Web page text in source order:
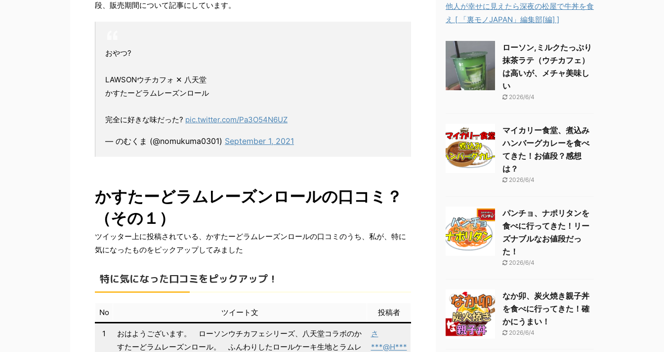
段、販売期間について記事にしています。
おやつ?
LAWSONウチカフォ ✕ 八天堂
かすたーどラムレーズンロール
完全に好きな味だった? pic.twitter.com/Pa3O54N6UZ
— のむくま (@nomukuma0301) September 1, 2021
かすたーどラムレーズンロールの口コミ？
（その１）
ツイッター上に投稿されている、かすたーどラムレーズンロールの口コミのうち、私が、特に
気になったものをピックアップしてみました
特に気になった口コミをピックアップ！
No ツイート文 投稿者
1
おはようございます。 ローソンウチカフェシリーズ、八天堂コラボのか
すたーどラムレーズンロール。 ふんわりしたロールケーキ生地とラムレ
さ
***@H***
他人が幸せに見えたら深夜の松屋で牛丼を食
え [ 「裏モノJAPAN」編集部[編] ]
ローソン,ミルクたっぷり
抹茶ラテ（ウチカフェ）
は高いが、メチャ美味し
い
2026/6/4
マイカリー食堂、煮込み
ハンバーグカレーを食べ
てきた！お値段？感想
は？
2026/6/4
パンチョ、ナポリタンを
食べに行ってきた！リー
ズナブルなお値段だっ
た！
2026/6/4
なか卯、炭火焼き親子丼
を食べに行ってきた！確
かにうまい！
2026/6/4